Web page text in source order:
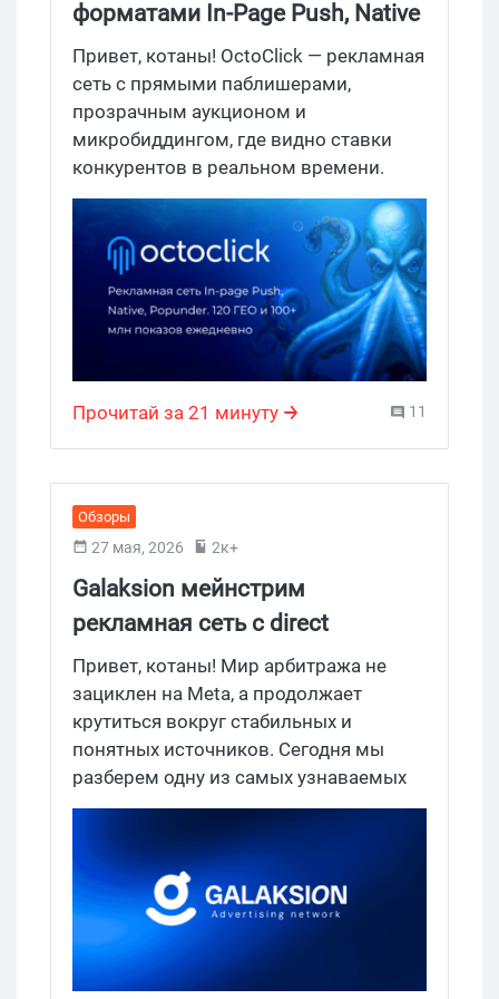
форматами In-Page Push, Native
и Popunder
Привет, котаны! OctoClick — рекламная
сеть с прямыми паблишерами,
прозрачным аукционом и
микробиддингом, где видно ставки
конкурентов в реальном времени.
Бюджет стартует от $20, выдает 100+
млн показов в сутки и дает личного
менеджера каждому. 6 форматов под
любые задачи: нативные тизеры, In-
Page Push, Popunder и три свежих
видеоформата на крупных площадках.
Полный обзор форматов, ГЕО,
промокод GDETRAF на +5% к
пополнению.
Прочитай за 21 минуту 11
Обзоры
27 мая, 2026 2к+
Galaksion мейнстрим
рекламная сеть с direct
трафиком по всему миру
Привет, котаны! Мир арбитража не
зациклен на Meta, а продолжает
крутиться вокруг стабильных и
понятных источников. Сегодня мы
разберем одну из самых узнаваемых
рекламных сетей на рынке — Galaksion.
Платформа работает с 2014 года,
делает ставку на то, чего так не хватает
многим: 100% прямой траф. Только
сайты напрямую от владельцев и
прозрачная аналитика по источникам.
Заходим внутрь, чтобы посмотреть, что